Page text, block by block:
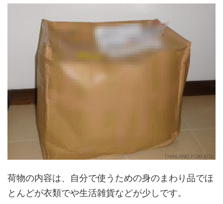
荷物の内容は、自分で使うための身のまわり品でほ
とんどが衣類でや生活雑貨などが少しです。